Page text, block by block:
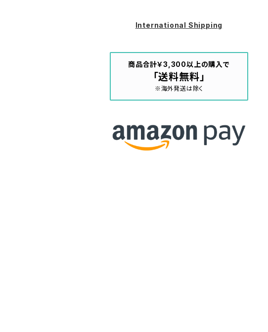
International Shipping
商品合計￥3,300以上の購入で
「送料無料」
※海外発送は除く